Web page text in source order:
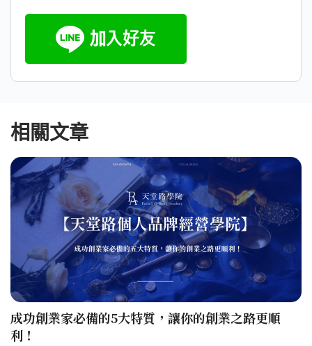
相關文章
成功創業家必備的5大特質，讓你的創業之路更順
利！